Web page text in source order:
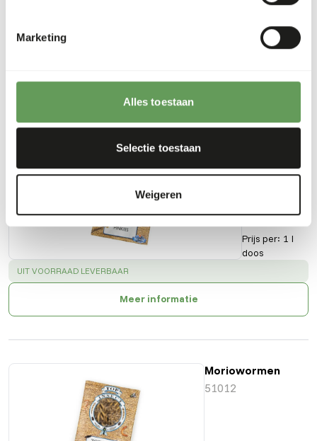
Marketing
Alles toestaan
Selectie toestaan
Weigeren
Ook interessant
51000
Prijs per: 1 l
doos
SUCCESS:
UIT VOORRAAD LEVERBAAR
Meer informatie
Moriowormen
51012